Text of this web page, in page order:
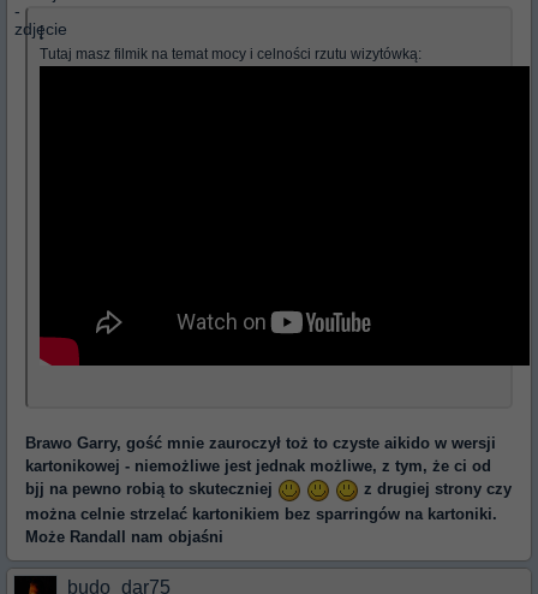
[
Tutaj masz filmik na temat mocy i celności rzutu wizytówką:
Brawo Garry, gość mnie zauroczył toż to czyste aikido w wersji
kartonikowej - niemożliwe jest jednak możliwe, z tym, że ci od
bjj na pewno robią to skuteczniej
z drugiej strony czy
można celnie strzelać kartonikiem bez sparringów na kartoniki.
Może Randall nam objaśni
budo_dar75